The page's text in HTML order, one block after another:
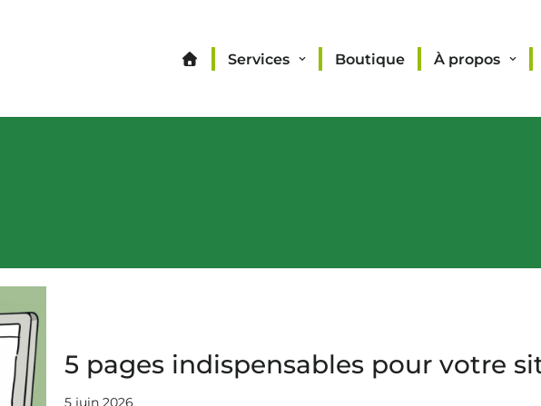
Services Boutique À propos
5 pages indispensables pour votre
5 juin 2026